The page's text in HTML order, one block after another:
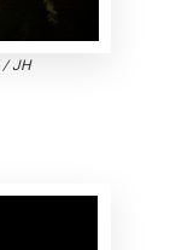
/JH